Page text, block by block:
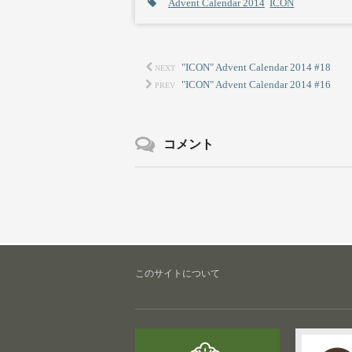
Advent Calendar 2014 ICON
NEXT "ICON" Advent Calendar 2014 #18
PREV "ICON" Advent Calendar 2014 #16
コメント
このサイトについて